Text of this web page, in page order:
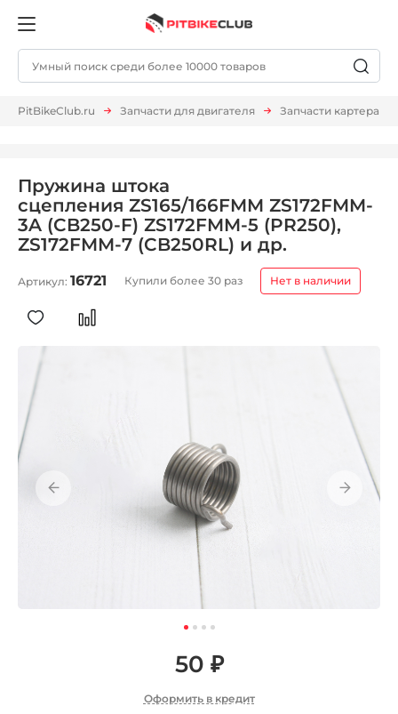
PitBikeClub.ru Запчасти для двигателя Запчасти картера
Пружина штока
сцепления ZS165/166FMM ZS172FMM-
3A (CB250-F) ZS172FMM-5 (PR250),
ZS172FMM-7 (CB250RL) и др.
Артикул: 16721 Купили более 30 раз Нет в наличии
50 ₽
Оформить в кредит